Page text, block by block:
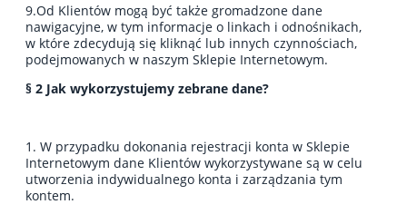
9.Od Klientów mogą być także gromadzone dane
nawigacyjne, w tym informacje o linkach i odnośnikach,
w które zdecydują się kliknąć lub innych czynnościach,
podejmowanych w naszym Sklepie Internetowym.
§ 2 Jak wykorzystujemy zebrane dane?
1. W przypadku dokonania rejestracji konta w Sklepie
Internetowym dane Klientów wykorzystywane są w celu
utworzenia indywidualnego konta i zarządzania tym
kontem.